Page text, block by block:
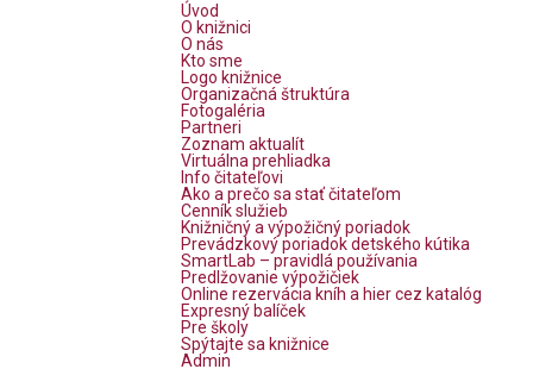
Úvod
O knižnici
O nás
Kto sme
Logo knižnice
Organizačná štruktúra
Fotogaléria
Partneri
Zoznam aktualít
Virtuálna prehliadka
Info čitateľovi
Ako a prečo sa stať čitateľom
Cenník služieb
Knižničný a výpožičný poriadok
Prevádzkový poriadok detského kútika
SmartLab – pravidlá používania
Predlžovanie výpožičiek
Online rezervácia kníh a hier cez katalóg
Expresný balíček
Pre školy
Spýtajte sa knižnice
Admin